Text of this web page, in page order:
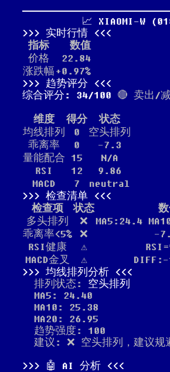
📈 XIAOMI-W
实时行情
指标
数值
价格
22.84
涨跌幅 +0.97%
趋势评分
综合评分: 34/100 🔴 卖出/
维度 得分
状态
均线排列
0
空头排列
乖离率
0
-7.3
量能配合 15
N/A
RSI
12
9.86
MACD
7
neutral
检查清单
检查项
状态
多头排列
❌
MA5:24.4
乖离率<5%
❌
-
RSI健康
⚠️
MACD金叉
⚠️
均线排列分析
排列状态: 空头排列
MA5: 24.40
MA10: 25.38
MA20: 26.95
趋势强度: 100
建议: ❌ 空头排列，建议规
🤖 AI 分析